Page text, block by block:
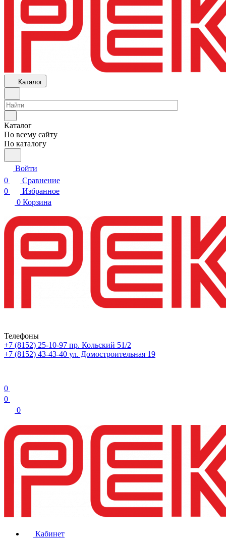
Каталог
Каталог
По всему сайту
По каталогу
Войти
0
Сравнение
0
Избранное
0 Корзина
Телефоны
+7 (8152) 25-10-97 пр. Кольский 51/2
+7 (8152) 43-43-40 ул. Домостроительная 19
0
0
0
Кабинет